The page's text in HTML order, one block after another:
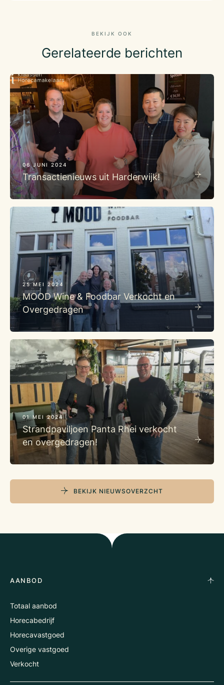
BEKIJK OOK
Gerelateerde berichten
06 JUNI 2024
Transactienieuws uit Harderwijk!
25 MEI 2024
MOOD Wine & Foodbar Verkocht en
Overgedragen
01 MEI 2024
Strandpaviljoen Panta Rhei verkocht
en overgedragen!
BEKIJK NIEUWSOVERZCHT
AANBOD
Totaal aanbod
Horecabedrijf
Horecavastgoed
Overige vastgoed
Verkocht